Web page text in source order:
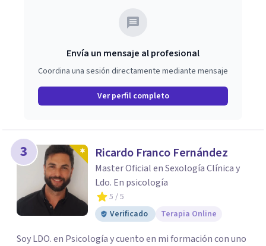
Envía un mensaje al profesional
Coordina una sesión directamente mediante mensaje
Ver perfil completo
3 Ricardo Franco Fernández
Master Oficial en Sexología Clínica y
Ldo. En psicología
5 / 5
Verificado
Terapia Online
Soy LDO. en Psicología y cuento en mi formación con uno